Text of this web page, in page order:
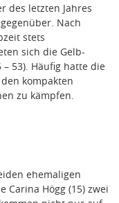
des letzten Jahres
Nach
stets
sich die Gelb-
53). Häufig hatte die
kompakten
zu kämpfen.
ehemaligen
Carina Högg (15) zwei